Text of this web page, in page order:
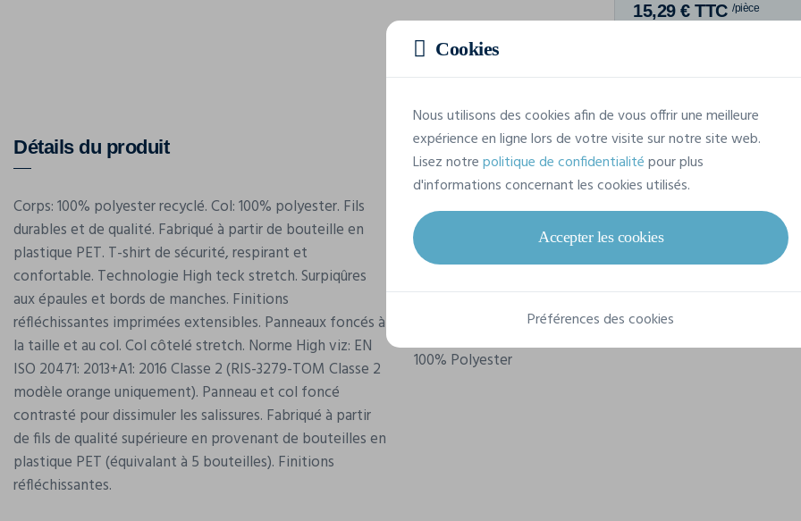
15,29 € TTC /pièce
Détails du produit
Corps: 100% polyester recyclé. Col: 100% polyester. Fils
durables et de qualité. Fabriqué à partir de bouteille en
plastique PET. T-shirt de sécurité, respirant et
confortable. Technologie High teck stretch. Surpiqûres
aux épaules et bords de manches. Finitions
réfléchissantes imprimées extensibles. Panneaux foncés à
la taille et au col. Col côtelé stretch. Norme High viz: EN
ISO 20471: 2013+A1: 2016 Classe 2 (RIS-3279-TOM Classe 2
modèle orange uniquement). Panneau et col foncé
contrasté pour dissimuler les salissures. Fabriqué à partir
de fils de qualité supérieure en provenant de bouteilles en
plastique PET (équivalant à 5 bouteilles). Finitions
réfléchissantes.
Caractéristiques
Marque
Result
Référence
R502X
Grammage
155 g/m²
100% Polyester
Cookies
Nous utilisons des cookies afin de vous offrir une meilleure
expérience en ligne lors de votre visite sur notre site web.
Lisez notrepolitique de confidentialitépour plus
d'informations concernant les cookies utilisés.
Accepter les cookies
Préférences des cookies